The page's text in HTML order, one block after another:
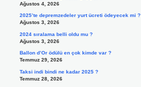
Ağustos 4, 2026
2025’te depremzedeler yurt ücreti ödeyecek mi ?
Ağustos 3, 2026
2024 sıralama belli oldu mu ?
Ağustos 3, 2026
Ballon d’Or ödülü en çok kimde var ?
Temmuz 29, 2026
Taksi indi bindi ne kadar 2025 ?
Temmuz 28, 2026